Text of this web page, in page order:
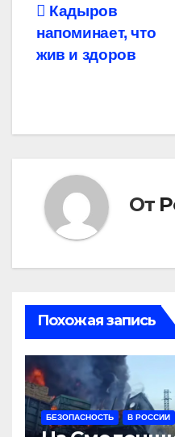
Навигация
по
Кадыров
напоминает, что
жив и здоров
От
Похожая запись
БЕЗОПАСНОСТЬ В РОССИИ